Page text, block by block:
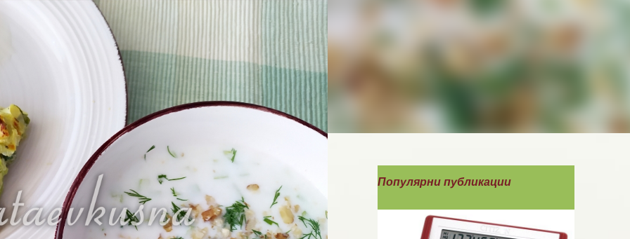
Популярни публикации